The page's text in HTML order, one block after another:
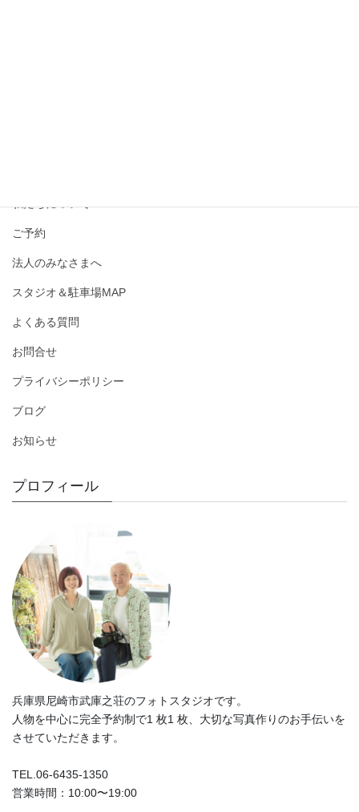
ご予約
法人のみなさまへ
スタジオ＆駐車場MAP
よくある質問
お問合せ
プライバシーポリシー
ブログ
お知らせ
プロフィール
兵庫県尼崎市武庫之荘のフォトスタジオです。
人物を中心に完全予約制で1 枚1 枚、大切な写真作りのお手伝いを
させていただきます。
TEL.06-6435-1350
営業時間：10:00〜19:00